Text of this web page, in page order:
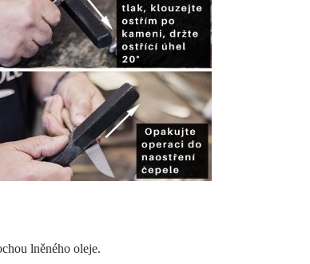
lněného oleje.